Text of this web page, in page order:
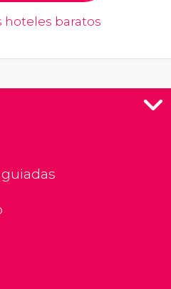
hoteles baratos